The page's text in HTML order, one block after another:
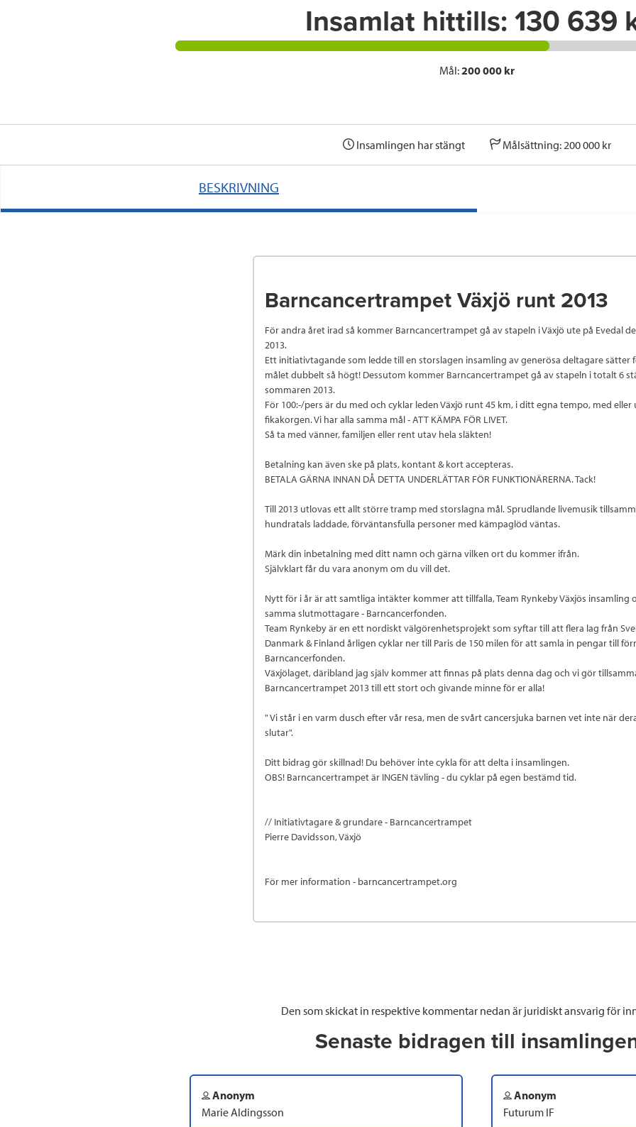
Insamlat hittills: 130 639
Mål:200 000 kr
Insamlingen har stängt Målsättning: 200 000 kr
BESKRIVNING
Barncancertrampet Växjö runt 2013
För andra året irad så kommer Barncancertrampet gå av stapeln i Växjö ute på Evedal
2013.
Ett initiativtagande som ledde till en storslagen insamling av generösa deltagare sätter
målet dubbelt så högt! Dessutom kommer Barncancertrampet gå av stapeln i totalt 6
sommaren 2013.
För 100:-/pers är du med och cyklar leden Växjö runt 45 km, i ditt egna tempo, med eller
fikakorgen. Vi har alla samma mål - ATT KÄMPA FÖR LIVET.
Så ta med vänner, familjen eller rent utav hela släkten!
Betalning kan även ske på plats, kontant & kort accepteras.
BETALA GÄRNA INNAN DÅ DETTA UNDERLÄTTAR FÖR FUNKTIONÄRERNA. Tack!
Till 2013 utlovas ett allt större tramp med storslagna mål. Sprudlande livemusik
hundratals laddade, förväntansfulla personer med kämpaglöd väntas.
Märk din inbetalning med ditt namn och gärna vilken ort du kommer ifrån.
Självklart får du vara anonym om du vill det.
Nytt för i år är att samtliga intäkter kommer att tillfalla, Team Rynkeby Växjös insamling
samma slutmottagare - Barncancerfonden.
Team Rynkeby är en ett nordiskt välgörenhetsprojekt som syftar till att flera lag från
Danmark & Finland årligen cyklar ner till Paris de 150 milen för att samla in pengar till
Barncancerfonden.
Växjölaget, däribland jag själv kommer att finnas på plats denna dag och vi gör
Barncancertrampet 2013 till ett stort och givande minne för er alla!
" Vi står i en varm dusch efter vår resa, men de svårt cancersjuka barnen vet inte när
slutar".
Ditt bidrag gör skillnad! Du behöver inte cykla för att delta i insamlingen.
OBS! Barncancertrampet är INGEN tävling - du cyklar på egen bestämd tid.
// Initiativtagare & grundare - Barncancertrampet
Pierre Davidsson, Växjö
För mer information - barncancertrampet.org
Den som skickat in respektive kommentar nedan är juridiskt ansvarig för
Senaste bidragen till
Anonym
Marie Aldingsson
Anonym
Futurum IF